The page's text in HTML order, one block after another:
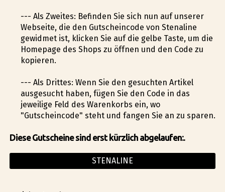
--- Als Zweites: Befinden Sie sich nun auf unserer
Webseite, die den Gutscheincode von Stenaline
gewidmet ist, klicken Sie auf die gelbe Taste, um die
Homepage des Shops zu öffnen und den Code zu
kopieren.
--- Als Drittes: Wenn Sie den gesuchten Artikel
ausgesucht haben, fügen Sie den Code in das
jeweilige Feld des Warenkorbs ein, wo
"Gutscheincode" steht und fangen Sie an zu sparen.
Diese Gutscheine sind erst kürzlich abgelaufen:.
STENALINE